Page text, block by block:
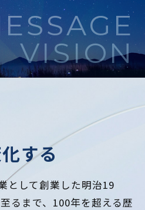
VISION
する
として創業した明治19
るまで、100年を超える歴